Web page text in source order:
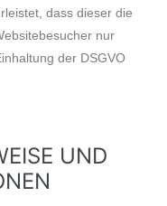
dass dieser die
nur
der DSGVO
UND